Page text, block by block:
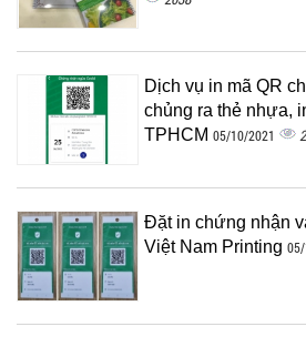
Dịch vụ in mã QR
chủng ra thẻ nhựa,
TPHCM 05/10/2021
Đặt in chứng nhận
Việt Nam Printing